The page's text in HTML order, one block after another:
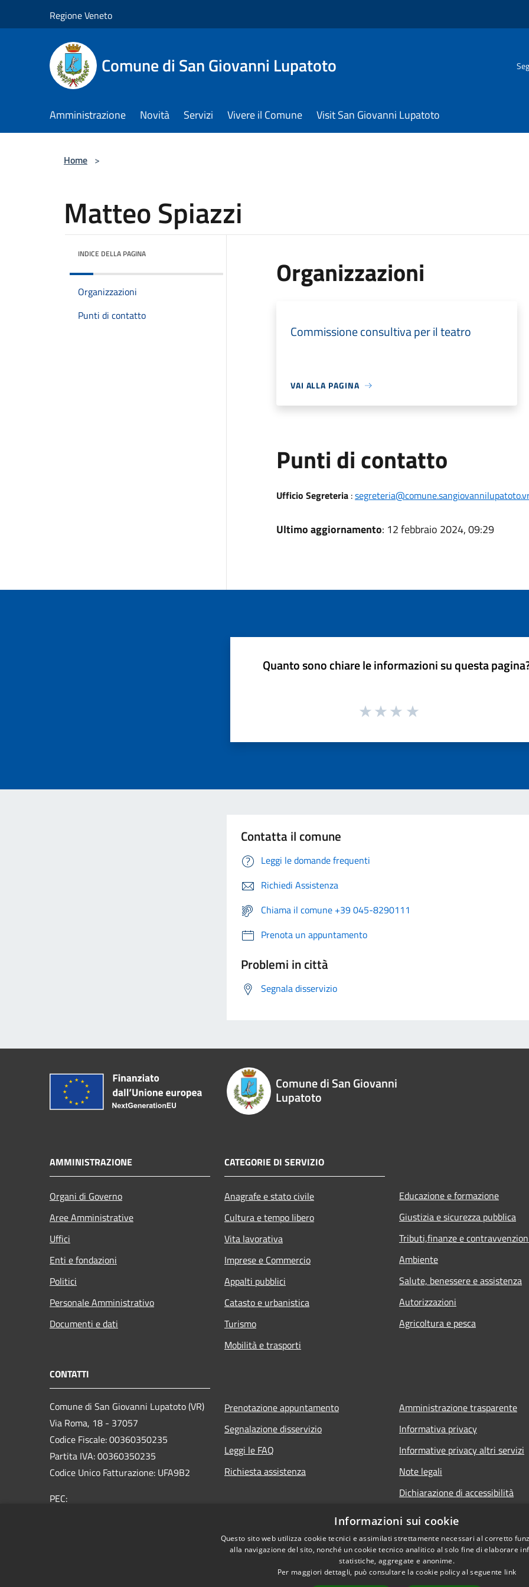
Regione Veneto
Comune di San Giovanni Lupatoto
Amministrazione Novità Servizi Vivere il Comune Visit San Giovanni Lupatoto
Home >
Matteo Spiazzi
INDICE DELLA PAGINA
Organizzazioni
Punti di contatto
Organizzazioni
Commissione consultiva per il teatro
VAI ALLA PAGINA
Punti di contatto
Ufficio Segreteria:
Ultimo aggiornamento: 12 febbraio 2024, 09:29
Quanto sono chiare le informazioni su questa
Contatta il comune
Leggi le domande frequenti
Richiedi Assistenza
Chiama il comune +39 045-8290111
Prenota un appuntamento
Problemi in città
Segnala disservizio
Comune di San Giovanni
Lupatoto
AMMINISTRAZIONE
Organi di Governo
Aree Amministrative
Uffici
Enti e fondazioni
Politici
Personale Amministrativo
Documenti e dati
CATEGORIE DI SERVIZIO
Anagrafe e stato civile
Cultura e tempo libero
Vita lavorativa
Imprese e Commercio
Appalti pubblici
Catasto e urbanistica
Turismo
Mobilità e trasporti
Educazione e formazione
Giustizia e sicurezza pubblica
Tributi,finanze e
Ambiente
Salute, benessere e assistenza
Autorizzazioni
Agricoltura e pesca
CONTATTI
Comune di San Giovanni Lupatoto (VR)
Via Roma, 18 - 37057
Codice Fiscale: 00360350235
Partita IVA: 00360350235
Codice Unico Fatturazione: UFA9B2
PEC:
Prenotazione appuntamento
Segnalazione disservizio
Leggi le FAQ
Richiesta assistenza
Amministrazione trasparente
Informativa privacy
Informative privacy altri servizi
Note legali
Dichiarazione di accessibilità
Informazioni sui cookie
Questo sito web utilizza cookie tecnici e assimilati strettamente necessari al corretto
alla navigazione del sito, nonché un cookie tecnico analitico al solo fine di elaborare
statistiche, aggregate e anonime.
Per maggiori dettagli, può consultare la cookie policy al seguente link